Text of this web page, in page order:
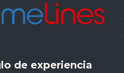
de experiencia